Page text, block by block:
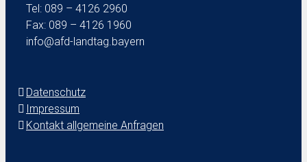
Tel: 089 – 4126 2960
Fax: 089 – 4126 1960
info@afd-landtag.bayern
Datenschutz
Impressum
Kontakt allgemeine Anfragen